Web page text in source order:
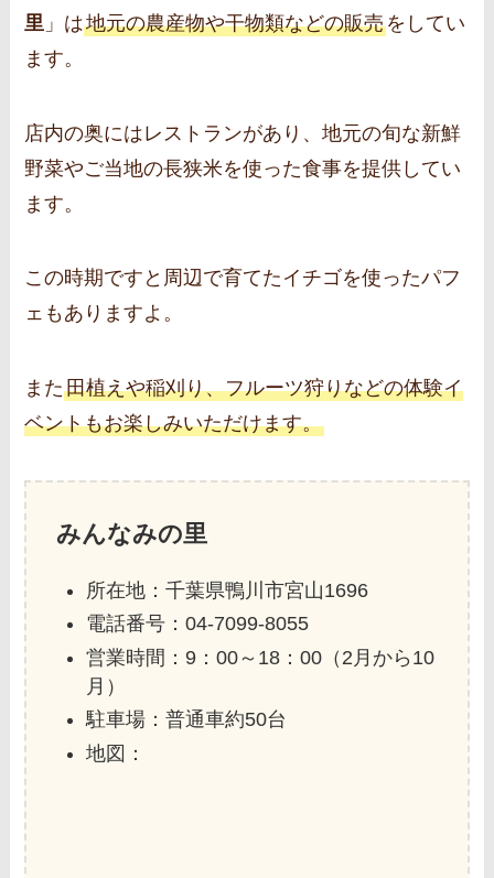
里 」は地元の農産物や干物類などの販売をしてい
ます。
店内の奥にはレストランがあり、地元の旬な新鮮
野菜やご当地の長狭米を使った食事を提供してい
ます。
この時期ですと周辺で育てたイチゴを使ったパフ
ェもありますよ。
また田植えや稲刈り、フルーツ狩りなどの体験イ
ベントもお楽しみいただけます。
みんなみの里
所在地：千葉県鴨川市宮山1696
電話番号：04-7099-8055
営業時間：9：00～18：00（2月から10
月）
駐車場：普通車約50台
地図：